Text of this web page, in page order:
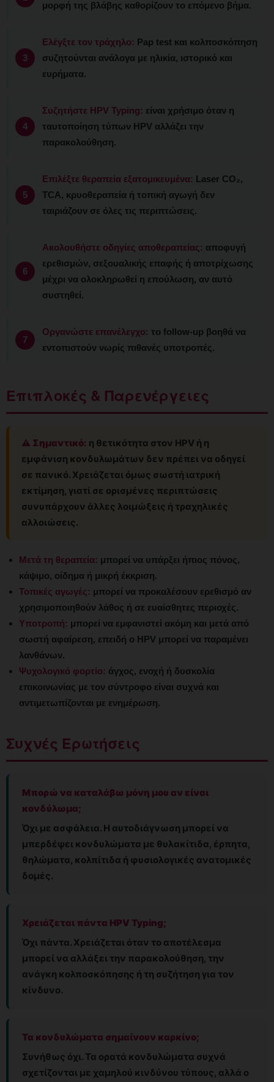
μορφή της βλάβης καθορίζουν το επόμενο βήμα.
Ελέγξτε τον τράχηλο: Pap test και κολποσκόπηση
συζητούνται ανάλογα με ηλικία, ιστορικό και
ευρήματα.
Συζητήστε HPV Typing: είναι χρήσιμο όταν η
ταυτοποίηση τύπων HPV αλλάζει την
παρακολούθηση.
Επιλέξτε θεραπεία εξατομικευμένα: Laser CO₂,
TCA, κρυοθεραπεία ή τοπική αγωγή δεν
ταιριάζουν σε όλες τις περιπτώσεις.
Ακολουθήστε οδηγίες αποθεραπείας: αποφυγή
ερεθισμών, σεξουαλικής επαφής ή αποτρίχωσης
μέχρι να ολοκληρωθεί η επούλωση, αν αυτό
συστηθεί.
Οργανώστε επανέλεγχο: το follow-up βοηθά να
εντοπιστούν νωρίς πιθανές υποτροπές.
Επιπλοκές & Παρενέργειες
⚠️ Σημαντικό: η θετικότητα στον HPV ή η
εμφάνιση κονδυλωμάτων δεν πρέπει να οδηγεί
σε πανικό. Χρειάζεται όμως σωστή ιατρική
εκτίμηση, γιατί σε ορισμένες περιπτώσεις
συνυπάρχουν άλλες λοιμώξεις ή τραχηλικές
αλλοιώσεις.
Μετά τη θεραπεία: μπορεί να υπάρξει ήπιος πόνος,
κάψιμο, οίδημα ή μικρή έκκριση.
Τοπικές αγωγές: μπορεί να προκαλέσουν ερεθισμό αν
χρησιμοποιηθούν λάθος ή σε ευαίσθητες περιοχές.
Υποτροπή: μπορεί να εμφανιστεί ακόμη και μετά από
σωστή αφαίρεση, επειδή ο HPV μπορεί να παραμένει
λανθάνων.
Ψυχολογικό φορτίο: άγχος, ενοχή ή δυσκολία
επικοινωνίας με τον σύντροφο είναι συχνά και
αντιμετωπίζονται με ενημέρωση.
Συχνές Ερωτήσεις
Μπορώ να καταλάβω μόνη μου αν είναι
κονδύλωμα;
Όχι με ασφάλεια. Η αυτοδιάγνωση μπορεί να
μπερδέψει κονδυλώματα με θυλακίτιδα, έρπητα,
θηλώματα, κολπίτιδα ή φυσιολογικές ανατομικές
δομές.
Χρειάζεται πάντα HPV Typing;
Όχι πάντα. Χρειάζεται όταν το αποτέλεσμα
μπορεί να αλλάξει την παρακολούθηση, την
ανάγκη κολποσκόπησης ή τη συζήτηση για τον
κίνδυνο.
Τα κονδυλώματα σημαίνουν καρκίνο;
Συνήθως όχι. Τα ορατά κονδυλώματα συχνά
σχετίζονται με χαμηλού κινδύνου τύπους, αλλά ο